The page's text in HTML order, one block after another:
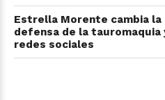
Estrella Morente cambia
defensa de la
redes sociales